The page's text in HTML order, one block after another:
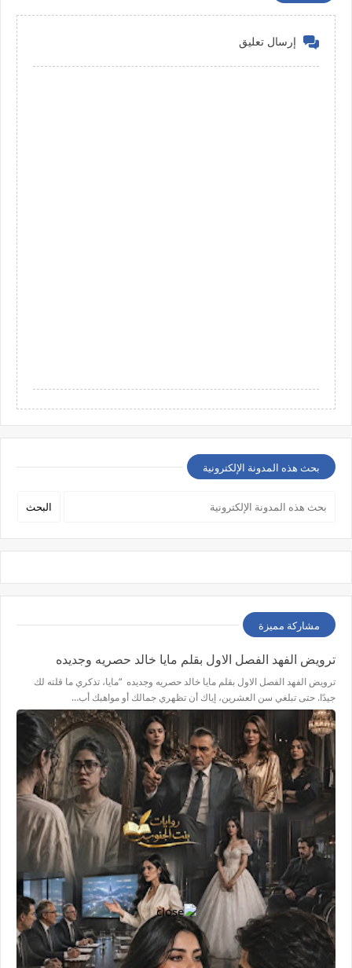
إرسال تعليق
بحث هذه المدونة الإلكترونية
مشاركة مميزة
ترويض الفهد الفصل الاول بقلم مايا خالد حصريه وجديده
ترويض الفهد الفصل الاول بقلم مايا خالد حصريه وجديده “مايا، تذكري ما قلته لك
جيدًا. حتى تبلغي سن العشرين، إياك أن تظهري جمالك أو مواهبك أب…